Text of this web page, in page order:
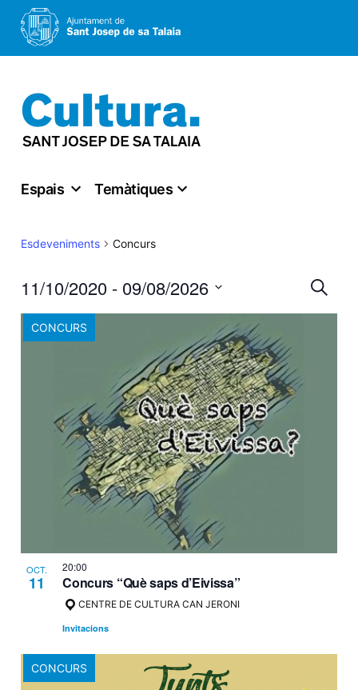
al
contingut
Espais Temàtiques
Esdeveniments Concurs
Cerca
11/10/2020 - 09/08/2026
Select
date.
CONCURS
OCT.
11
20:00
Concurs “Què saps d’Eivissa”
CENTRE DE CULTURA CAN JERONI
Invitacions
CONCURS